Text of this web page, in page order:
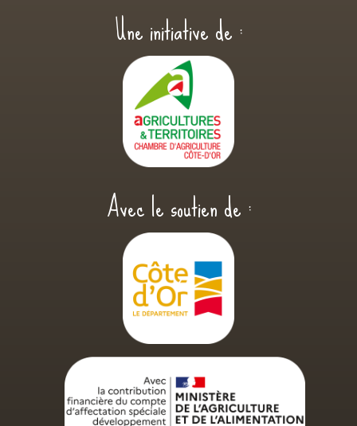
Une initiative de :
Avec le soutien de :